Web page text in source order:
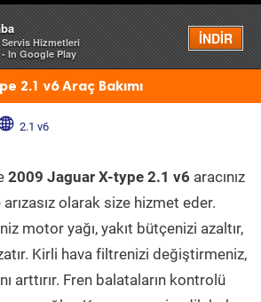
Hizmetleri
- In Google Play
İNDİR
Menü
2.1 v6 Araç Bakımı
2.1 v6
2009 Jaguar X-type 2.1 v6 aracınız
olarak size hizmet eder.
motor yağı, yakıt bütçenizi azaltır,
Kirli hava filtrenizi değiştirmeniz,
arttırır. Fren balataların kontrolü